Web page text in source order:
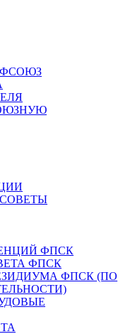
ФПСК
ФПСК
ФПСК (ПО